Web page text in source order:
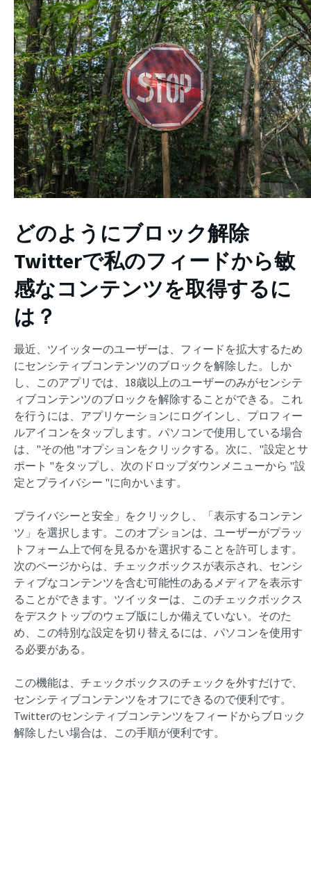
どのようにブロック解除
Twitterで私のフィードから敏
感なコンテンツを取得するに
は？
最近、ツイッターのユーザーは、フィードを拡大するため
にセンシティブコンテンツのブロックを解除した。しか
し、このアプリでは、18歳以上のユーザーのみがセンシテ
ィブコンテンツのブロックを解除することができる。これ
を行うには、アプリケーションにログインし、プロフィー
ルアイコンをタップします。パソコンで使用している場合
は、"その他 "オプションをクリックする。次に、"設定とサ
ポート "をタップし、次のドロップダウンメニューから "設
定とプライバシー "に向かいます。
プライバシーと安全」をクリックし、「表示するコンテン
ツ」を選択します。このオプションは、ユーザーがプラッ
トフォーム上で何を見るかを選択することを許可します。
次のページからは、チェックボックスが表示され、センシ
ティブなコンテンツを含む可能性のあるメディアを表示す
ることができます。ツイッターは、このチェックボックス
をデスクトップのウェブ版にしか備えていない。そのた
め、この特別な設定を切り替えるには、パソコンを使用す
る必要がある。
この機能は、チェックボックスのチェックを外すだけで、
センシティブコンテンツをオフにできるので便利です。
Twitterのセンシティブコンテンツをフィードからブロック
解除したい場合は、この手順が便利です。